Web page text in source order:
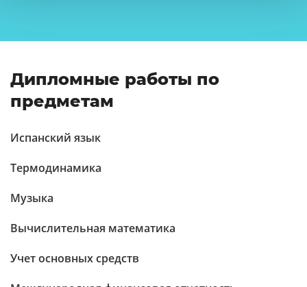
Дипломные работы по
предметам
Испанский язык
Термодинамика
Музыка
Вычислительная математика
Учет основных средств